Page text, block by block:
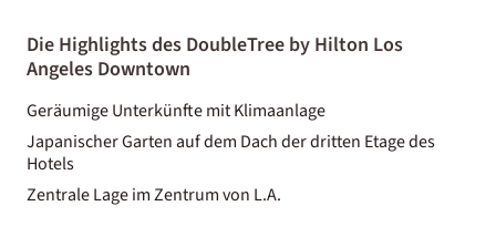
Die Highlights des DoubleTree by Hilton Los
Angeles Downtown
Geräumige Unterkünfte mit Klimaanlage
Japanischer Garten auf dem Dach der dritten Etage des
Hotels
Zentrale Lage im Zentrum von L.A.